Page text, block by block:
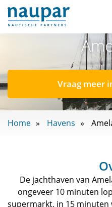
Vraag meer
Home Havens
De jachthaven van
ongeveer 10 minuten
supermarkt, in 15 minuten